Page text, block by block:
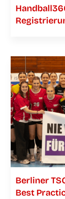
Ber­li­ner
Best